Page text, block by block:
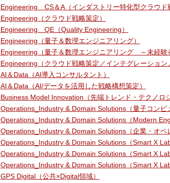
Engineering＿CS＆A（インダストリー特化型クラウド
Engineering（クラウド戦略策定）
Engineering＿QE（Quality Engineering）
Engineering（量子＆数理エンジニアリング）
Engineering（量子＆数理エンジニアリング ～未経験
Engineering（クラウド戦略策定／インテグレーション
AI＆Data（AI導入コンサルタント）
AI＆Data（AI/データを活用した戦略構想策定）
Business Model Innovation（先端トレンド・テクノロ
Operations_Industry & Domain Solutions（量子コンピ
Operations_Industry & Domain Solutions（Modern
Operations_Industry & Domain Solutions（企業・オペ
Operations_Industry & Domain Solutions（Smart X
Operations_Industry & Domain Solutions（Smart X
Operations_Industry & Domain Solutions（Smart X
GPS Digital（公共×Digital領域）